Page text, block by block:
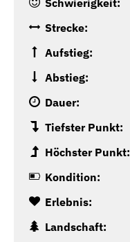
Schwierigkeit:
Strecke:
Aufstieg:
Abstieg:
Dauer:
Tiefster Punkt:
Höchster Punkt:
Kondition:
Erlebnis:
Landschaft: